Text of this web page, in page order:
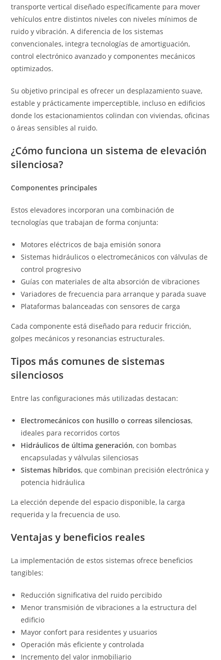
transporte vertical diseñado específicamente para mover
vehículos entre distintos niveles con niveles mínimos de
ruido y vibración. A diferencia de los sistemas
convencionales, integra tecnologías de amortiguación,
control electrónico avanzado y componentes mecánicos
optimizados.
Su objetivo principal es ofrecer un desplazamiento suave,
estable y prácticamente imperceptible, incluso en edificios
donde los estacionamientos colindan con viviendas, oficinas
o áreas sensibles al ruido.
¿Cómo funciona un sistema de elevación
silenciosa?
Componentes principales
Estos elevadores incorporan una combinación de
tecnologías que trabajan de forma conjunta:
Motores eléctricos de baja emisión sonora
Sistemas hidráulicos o electromecánicos con válvulas de
control progresivo
Guías con materiales de alta absorción de vibraciones
Variadores de frecuencia para arranque y parada suave
Plataformas balanceadas con sensores de carga
Cada componente está diseñado para reducir fricción,
golpes mecánicos y resonancias estructurales.
Tipos más comunes de sistemas
silenciosos
Entre las configuraciones más utilizadas destacan:
Electromecánicos con husillo o correas silenciosas,
ideales para recorridos cortos
Hidráulicos de última generación, con bombas
encapsuladas y válvulas silenciosas
Sistemas híbridos, que combinan precisión electrónica y
potencia hidráulica
La elección depende del espacio disponible, la carga
requerida y la frecuencia de uso.
Ventajas y beneficios reales
La implementación de estos sistemas ofrece beneficios
tangibles:
Reducción significativa del ruido percibido
Menor transmisión de vibraciones a la estructura del
edificio
Mayor confort para residentes y usuarios
Operación más eficiente y controlada
Incremento del valor inmobiliario